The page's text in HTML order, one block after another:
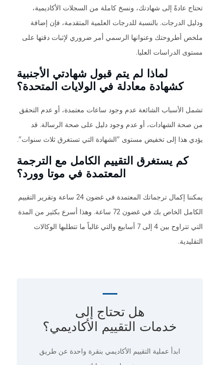
تحتاج عادةً إلى شهادتك، ونسخ كاملة من السجلات الأكاديمية،
ودليل الدرجات. بالنسبة للدرجات العلمية المتقدمة، فإن إضافة
ملخص أطروحتك وعنوانها الرسمي أمر ضروري لإثبات دقتها على
مستوى الدراسات العليا.
لماذا لم يتم قبول شهادتي الأجنبية
كشهادة معادلة في الولايات المتحدة؟
تشمل الأسباب الشائعة عدم وجود ساعات معتمدة، أو عدم التحقق
من صحة الشهادات، أو عدم وجود دليل على صحة الرسالة. قد
يؤدي هذا إلى تخفيض مستوى "الشهادة التي تستغرق ثلاث سنوات".
كم يستغرق التقييم الكامل مع الترجمة
المعتمدة في موتا وورد؟
يمكننا إكمال ترجماتك المعتمدة في غضون 24 ساعة وتقرير التقييم
الكامل الخاص بك في غضون 72 ساعة. وهذا أسرع بكثير من المدة
التي تتراوح بين 4 إلى 7 أسابيع والتي غالباً ما تتطلبها الوكالات
التقليدية.
هل تحتاج إلى
خدمات التقييم الأكاديمي؟
ابدأ عملية التقييم الأكاديمي بنقرة واحدة عن طريق